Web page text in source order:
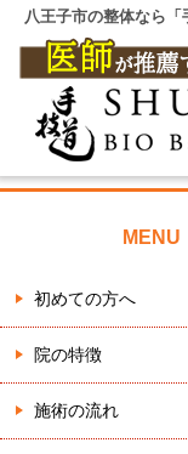
八王子市の整体なら
MENU
初めての方へ
院の特徴
施術の流れ